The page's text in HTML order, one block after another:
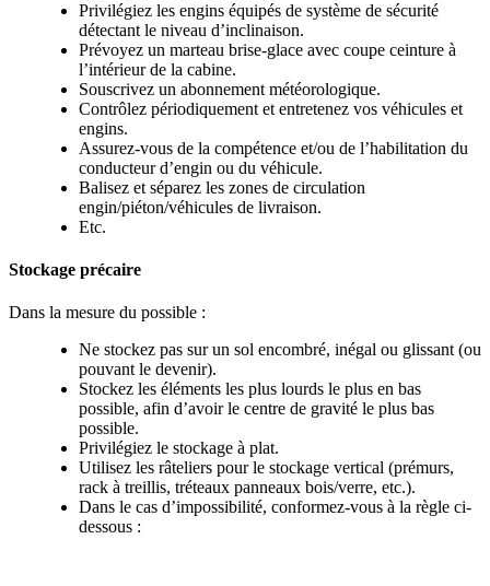
Privilégiez les engins équipés de système de sécurité
détectant le niveau d’inclinaison.
Prévoyez un marteau brise-glace avec coupe ceinture à
l’intérieur de la cabine.
Souscrivez un abonnement météorologique.
Contrôlez périodiquement et entretenez vos véhicules et
engins.
Assurez-vous de la compétence et/ou de l’habilitation du
conducteur d’engin ou du véhicule.
Balisez et séparez les zones de circulation
engin/piéton/véhicules de livraison.
Etc.
Stockage précaire
Dans la mesure du possible :
Ne stockez pas sur un sol encombré, inégal ou glissant (ou
pouvant le devenir).
Stockez les éléments les plus lourds le plus en bas
possible, afin d’avoir le centre de gravité le plus bas
possible.
Privilégiez le stockage à plat.
Utilisez les râteliers pour le stockage vertical (prémurs,
rack à treillis, tréteaux panneaux bois/verre, etc.).
Dans le cas d’impossibilité, conformez-vous à la règle ci-
dessous :